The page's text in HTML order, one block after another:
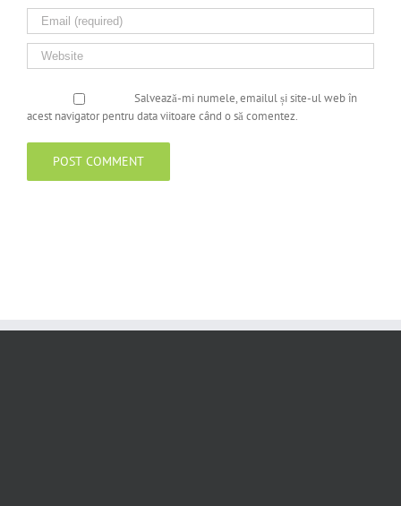
Salvează-mi numele, emailul și site-ul web în
acest navigator pentru data viitoare când o să comentez.